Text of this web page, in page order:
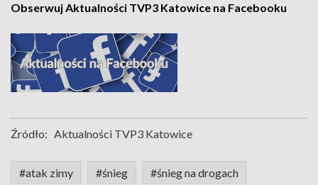
Obserwuj Aktualności TVP3 Katowice na Facebooku
Źródło: Aktualności TVP3 Katowice
#atak zimy #śnieg #śnieg na drogach